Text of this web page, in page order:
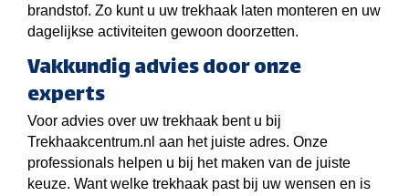
brandstof. Zo kunt u uw trekhaak laten monteren en uw
dagelijkse activiteiten gewoon doorzetten.
Vakkundig advies door onze
experts
Voor advies over uw trekhaak bent u bij
Trekhaakcentrum.nl aan het juiste adres. Onze
professionals helpen u bij het maken van de juiste
keuze. Want welke trekhaak past bij uw wensen en is